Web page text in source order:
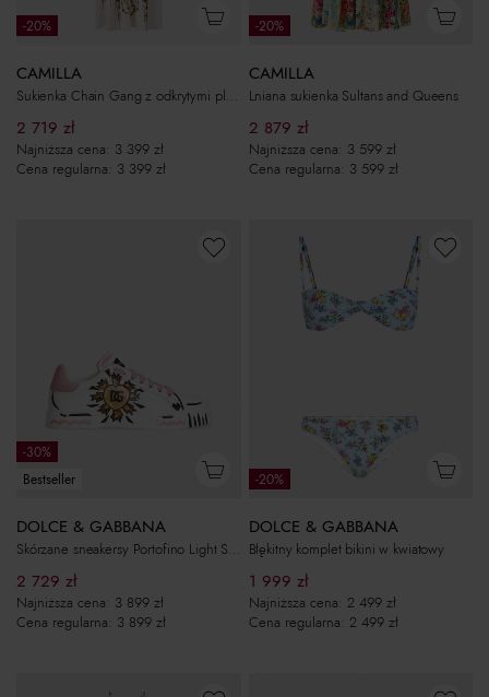
-20%
CAMILLA
Sukienka Chain Gang z odkrytymi plecami
2 719 zł
Najniższa cena: 3 399 zł
Cena regularna: 3 399 zł
-20%
CAMILLA
Lniana sukienka Sultans and Queens
2 879 zł
Najniższa cena: 3 599 zł
Cena regularna: 3 599 zł
-30%
Bestseller
DOLCE & GABBANA
Skórzane sneakersy Portofino Light Strobel
2 729 zł
Najniższa cena: 3 899 zł
Cena regularna: 3 899 zł
-20%
DOLCE & GABBANA
Błękitny komplet bikini w kwiatowy
1 999 zł
Najniższa cena: 2 499 zł
Cena regularna: 2 499 zł